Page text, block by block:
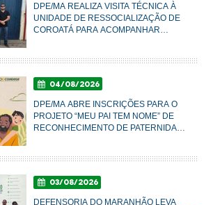
DPE/MA REALIZA VISITA TÉCNICA À
UNIDADE DE RESSOCIALIZAÇÃO DE
COROATÁ PARA ACOMPANHAR
04/08/2026
DPE/MA ABRE INSCRIÇÕES PARA O
PROJETO “MEU PAI TEM NOME” DE
RECONHECIMENTO DE PATERNIDADE
03/08/2026
DEFENSORIA DO MARANHÃO LEVA